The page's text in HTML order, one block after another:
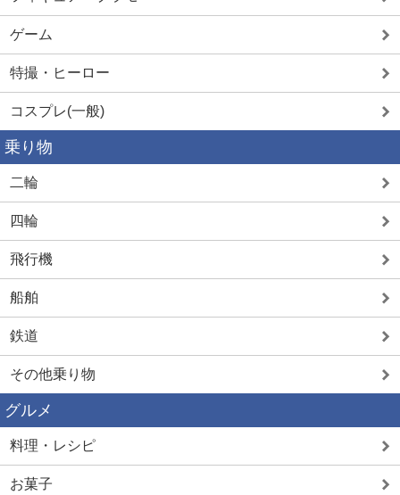
ゲーム
特撮・ヒーロー
コスプレ(一般)
乗り物
二輪
四輪
飛行機
船舶
鉄道
その他乗り物
グルメ
料理・レシピ
お菓子